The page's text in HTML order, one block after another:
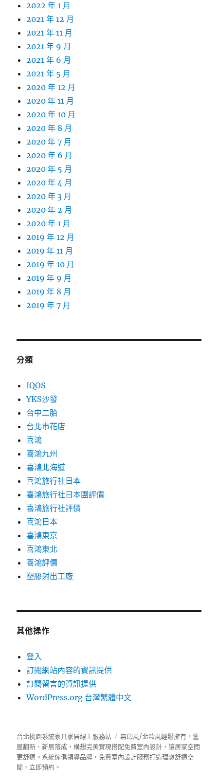
2022 年 1 月
2021 年 12 月
2021 年 11 月
2021 年 9 月
2021 年 6 月
2021 年 5 月
2020 年 12 月
2020 年 11 月
2020 年 10 月
2020 年 8 月
2020 年 7 月
2020 年 6 月
2020 年 5 月
2020 年 4 月
2020 年 3 月
2020 年 2 月
2020 年 1 月
2019 年 12 月
2019 年 11 月
2019 年 10 月
2019 年 9 月
2019 年 8 月
2019 年 7 月
分類
IQOS
YKS沙發
台中二胎
台北市花店
喜鴻
喜鴻九州
喜鴻北海道
喜鴻旅行社日本
喜鴻旅行社日本團評價
喜鴻旅行社評價
喜鴻日本
喜鴻東京
喜鴻東北
喜鴻評價
塑膠射出工廠
其他操作
登入
訂閱網站內容的資訊提供
訂閱留言的資訊提供
WordPress.org 台灣繁體中文
台北桃園系統家具家居線上服務站
無印風/北歐風輕鬆擁有，舊
屋翻新、新居落成，構想完美實現搭配免費室內設計，讓居家空間
更舒適。 系統傢俱領導品牌，免費室內設計服務打造理想舒適空
間，立即預約。